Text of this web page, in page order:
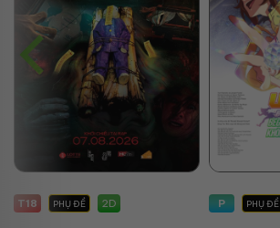
T18 PHỤ ĐỀ 2D P PHỤ ĐỀ